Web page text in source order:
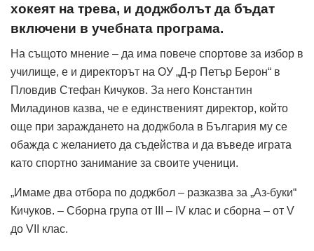
хокеят на трева, и доджболът да бъдат
включени в учебната програма.
На същото мнение – да има повече спортове за избор в
училище, е и директорът на ОУ „Д-р Петър Берон“ в
Пловдив Стефан Кичуков. За него Константин
Миладинов казва, че е единственият директор, който
още при зараждането на доджбола в България му се
обажда с желанието да съдейства и да въведе играта
като спортно занимание за своите ученици.
„Имаме два отбора по доджбол – разказва за „Аз-буки“
Кичуков. – Сборна група от III – IV клас и сборна – от V
до VII клас.